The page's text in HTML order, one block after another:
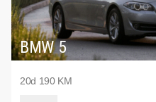
BMW 5
20d 190 KM